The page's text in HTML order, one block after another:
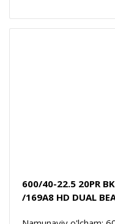
600/40-22.5 20PR
/169A8 HD DUAL